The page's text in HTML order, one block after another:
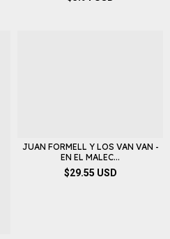
JUAN FORMELL Y LOS VAN VAN -
EN EL MALEC...
$29.55 USD